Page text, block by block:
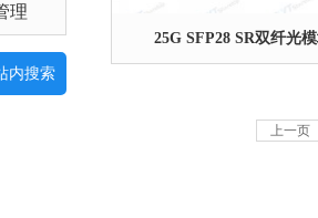
理
25G SFP28 SR双纤光
上一页